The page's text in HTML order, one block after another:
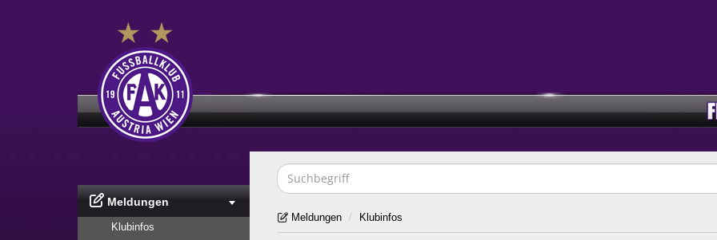
Meldungen
Klubinfos
Meldungen / Klubinfos